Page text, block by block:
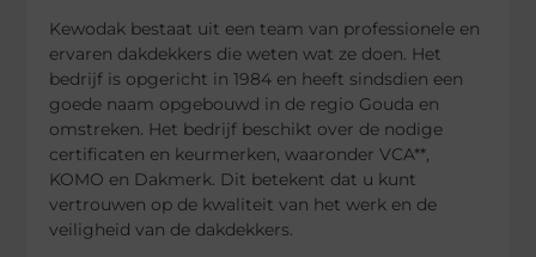
Kewodak bestaat uit een team van professionele en
ervaren dakdekkers die weten wat ze doen. Het
bedrijf is opgericht in 1984 en heeft sindsdien een
goede naam opgebouwd in de regio Gouda en
omstreken. Het bedrijf beschikt over de nodige
certificaten en keurmerken, waaronder VCA**,
KOMO en Dakmerk. Dit betekent dat u kunt
vertrouwen op de kwaliteit van het werk en de
veiligheid van de dakdekkers.